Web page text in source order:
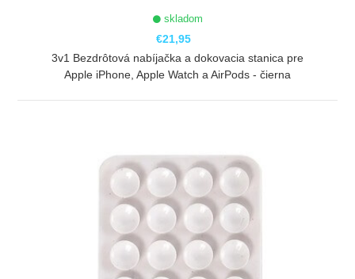
skladom
€21,95
3v1 Bezdrôtová nabíjačka a dokovacia stanica pre
Apple iPhone, Apple Watch a AirPods - čierna